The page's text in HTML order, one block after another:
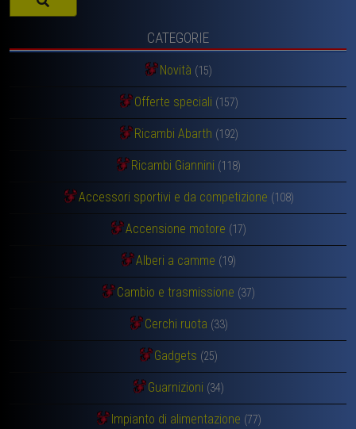
CATEGORIE
Novità (15)
Offerte speciali (157)
Ricambi Abarth (192)
Ricambi Giannini (118)
Accessori sportivi e da competizione (108)
Accensione motore (17)
Alberi a camme (19)
Cambio e trasmissione (37)
Cerchi ruota (33)
Gadgets (25)
Guarnizioni (34)
Impianto di alimentazione (77)